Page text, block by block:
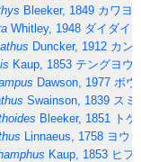
Bleeker, 1849 カワヨ
Whitley, 1948 ダイダイ
Duncker, 1912 カン
Kaup, 1853 テングヨウ
Dawson, 1977 ボウ
Swainson, 1839 スミ
Bleeker, 1851
ト
Linnaeus, 1758 ヨウ
Kaup, 1853 ヒフ